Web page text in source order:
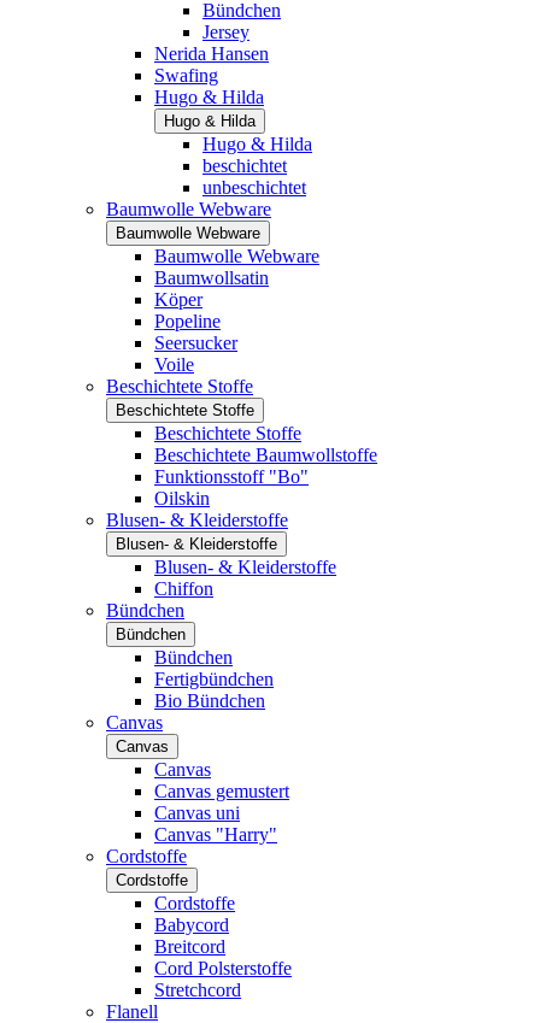
Bündchen
Jersey
Nerida Hansen
Swafing
Hugo & Hilda
Hugo & Hilda
Hugo & Hilda
beschichtet
unbeschichtet
Baumwolle Webware
Baumwolle Webware
Baumwolle Webware
Baumwollsatin
Köper
Popeline
Seersucker
Voile
Beschichtete Stoffe
Beschichtete Stoffe
Beschichtete Stoffe
Beschichtete Baumwollstoffe
Funktionsstoff "Bo"
Oilskin
Blusen- & Kleiderstoffe
Blusen- & Kleiderstoffe
Blusen- & Kleiderstoffe
Chiffon
Bündchen
Bündchen
Bündchen
Fertigbündchen
Bio Bündchen
Canvas
Canvas
Canvas
Canvas gemustert
Canvas uni
Canvas "Harry"
Cordstoffe
Cordstoffe
Cordstoffe
Babycord
Breitcord
Cord Polsterstoffe
Stretchcord
Flanell